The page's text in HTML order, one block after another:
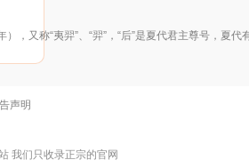
，又称“夷羿”、“羿”，“后”是夏代君主尊号，夏代
声明
我们只收录正宗的官网